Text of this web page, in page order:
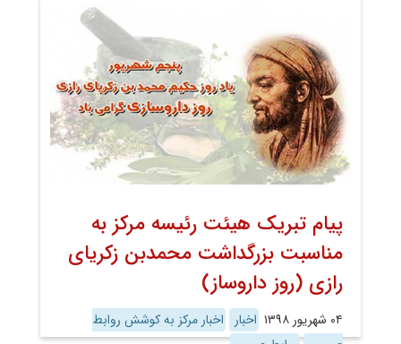
پیام تبریک هیئت رئیسه مرکز به
مناسبت بزرگداشت محمدبن زکریای
رازی (روز داروساز)
۰۴ شهریور ۱۳۹۸ اخبار
اخبار مرکز به کوشش روابط